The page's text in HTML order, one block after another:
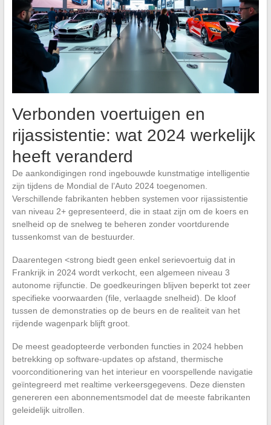
Verbonden voertuigen en
rijassistentie: wat 2024 werkelijk
heeft veranderd
De aankondigingen rond ingebouwde kunstmatige intelligentie
zijn tijdens de Mondial de l’Auto 2024 toegenomen.
Verschillende fabrikanten hebben systemen voor rijassistentie
van niveau 2+ gepresenteerd, die in staat zijn om de koers en
snelheid op de snelweg te beheren zonder voortdurende
tussenkomst van de bestuurder.
Daarentegen <strong biedt geen enkel serievoertuig dat in
Frankrijk in 2024 wordt verkocht, een algemeen niveau 3
autonome rijfunctie. De goedkeuringen blijven beperkt tot zeer
specifieke voorwaarden (file, verlaagde snelheid). De kloof
tussen de demonstraties op de beurs en de realiteit van het
rijdende wagenpark blijft groot.
De meest geadopteerde verbonden functies in 2024 hebben
betrekking op software-updates op afstand, thermische
voorconditionering van het interieur en voorspellende navigatie
geïntegreerd met realtime verkeersgegevens. Deze diensten
genereren een abonnementsmodel dat de meeste fabrikanten
geleidelijk uitrollen.